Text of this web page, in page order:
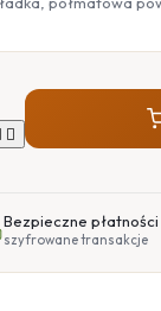

Bezpieczne płatności
szyfrowane transakcje